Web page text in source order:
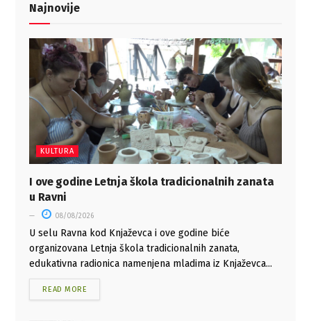
Najnovije
KULTURA
I ove godine Letnja škola tradicionalnih zanata
u Ravni
08/08/2026
U selu Ravna kod Knjaževca i ove godine biće
organizovana Letnja škola tradicionalnih zanata,
edukativna radionica namenjena mladima iz Knjaževca...
READ MORE